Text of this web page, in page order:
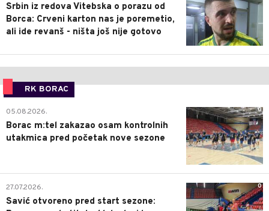
Srbin iz redova Vitebska o porazu od
Borca: Crveni karton nas je poremetio,
ali ide revanš - ništa još nije gotovo
RK BORAC
0
05.08.2026.
Borac m:tel zakazao osam kontrolnih
utakmica pred početak nove sezone
0
27.07.2026.
Savić otvoreno pred start sezone: